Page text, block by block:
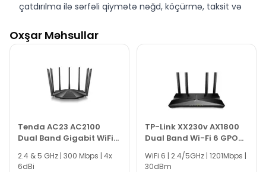
çatdırılma ilə sərfəli qiymətə nəğd, köçürmə, taksit və
Oxşar Məhsullar
Tenda AC23 AC2100
Dual Band Gigabit WiFi
2.4 & 5 GHz | 300 Mbps | 4x
6dBi
TP-Link XX230v AX1800
Dual Band Wi-Fi 6 GPON
Router
WiFi 6 | 2.4/5GHz | 1201Mbps |
30dBm